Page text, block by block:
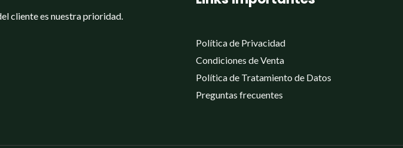
cliente es nuestra prioridad.
Política de Privacidad
Condiciones de Venta
Política de Tratamiento de Datos
Preguntas frecuentes